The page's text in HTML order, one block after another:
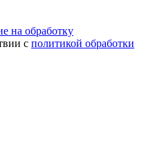
на обработку
с политикой обработки